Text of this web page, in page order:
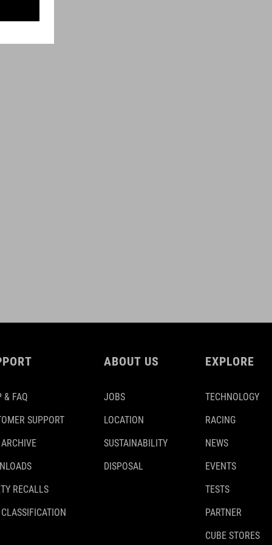
& FAQ
SUPPORT
RECALLS
ABOUT US
JOBS
LOCATION
SUSTAINABILITY
DISPOSAL
EXPLORE
TECHNOLOGY
RACING
NEWS
EVENTS
TESTS
PARTNER
CUBE STORES